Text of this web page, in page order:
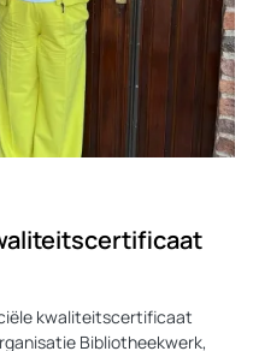
kwaliteitscertificaat
Bibliotheekwerk,